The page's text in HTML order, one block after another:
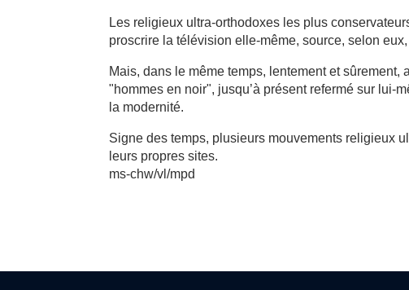
Les religieux ultra-orthodoxes les plus
proscrire la télévision elle-même, source, selon
Mais, dans le même temps, lentement et
"hommes en noir", jusqu’à présent refermé sur lui-
la modernité.
Signe des temps, plusieurs mouvements religieux
leurs propres sites.
ms-chw/vl/mpd